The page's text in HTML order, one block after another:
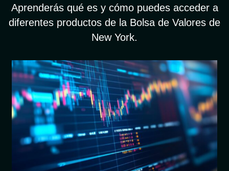
Aprenderás qué es y cómo puedes acceder a
diferentes productos de la Bolsa de Valores de
New York.